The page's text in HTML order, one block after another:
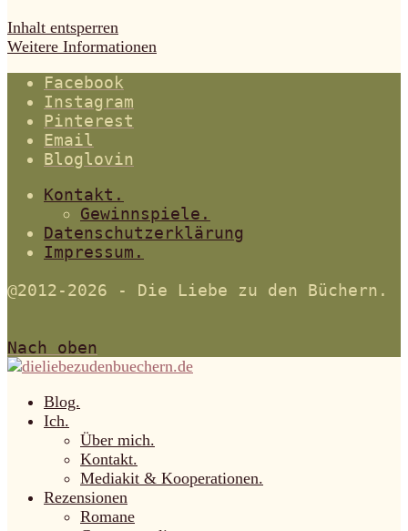
Inhalt entsperren
Weitere Informationen
Facebook
Instagram
Pinterest
Email
Bloglovin
Kontakt.
Gewinnspiele.
Datenschutzerklärung
Impressum.
@2012-2026 - Die Liebe zu den Büchern.
Nach oben
Blog.
Ich.
Über mich.
Kontakt.
Mediakit & Kooperationen.
Rezensionen
Romane